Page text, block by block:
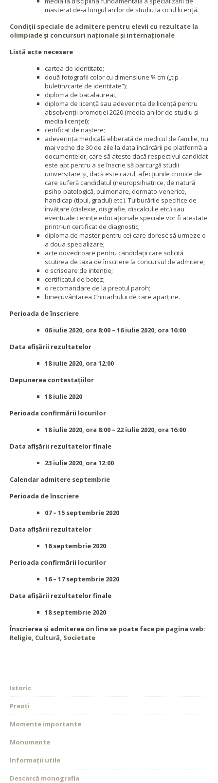
masterat de-a lungul anilor de studiu la ciclul licență.
Condiții speciale de admitere pentru elevii cu rezultate la
olimpiade și concursuri naționale și internaționale
Listă acte necesare
cartea de identitate;
două fotografii color cu dimensiune ¾ cm („tip
buletin/carte de identitate”);
diploma de bacalaureat;
diploma de licență sau adeverința de licență pentru
absolvenții promoției 2020 (media anilor de studiu şi
media licenţei);
certificat de naştere;
adeverinţa medicală eliberată de medicul de familie, nu
mai veche de 30 de zile la data încărcării pe platformă a
documentelor, care să ateste dacă respectivul candidat
este apt pentru a se înscrie să parcurgă studii
universitare și, dacă este cazul, afecțiunile cronice de
care suferă candidatul (neuropsihiatrice, de natură
psiho-patologică, pulmonare, dermato-venerice,
handicap (tipul, gradul) etc.). Tulburările specifice de
învățare (dislexie, disgrafie, discalculie etc.) sau
eventuale cerințe educaționale speciale vor fi atestate
printr-un certificat de diagnostic;
diploma de master pentru cei care doresc să urmeze o
a doua specializare;
acte doveditoare pentru candidații care solicită
scutirea de taxa de înscriere la concursul de admitere;
o scrisoare de intenţie;
certificatul de botez;
o recomandare de la preotul paroh;
binecuvântarea Chiriarhului de care aparţine.
Perioada de înscriere
06 iulie 2020, ora 8:00 – 16 iulie 2020, ora 16:00
Data afișării rezultatelor
18 iulie 2020, ora 12:00
Depunerea contestațiilor
18 iulie 2020
Perioada confirmării locurilor
18 iulie 2020, ora 8:00 – 22 iulie 2020, ora 16:00
Data afișării rezultatelor finale
23 iulie 2020, ora 12:00
Calendar admitere septembrie
Perioada de înscriere
07 – 15 septembrie 2020
Data afișării rezultatelor
16 septembrie 2020
Perioada confirmării locurilor
16 – 17 septembrie 2020
Data afișării rezultatelor finale
18 septembrie 2020
Înscrierea şi admiterea on line se poate face pe pagina web:
Religie, Cultură, Societate
Istoric
Preoți
Momente importante
Monumente
Informații utile
Descarcă monografia